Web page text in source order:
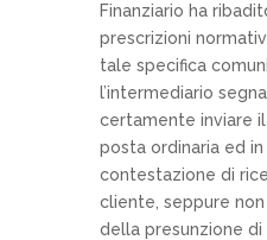
Finanziario ha
prescrizioni
tale specifica
l’intermediario
certamente inviare
posta ordinaria ed in
contestazione di
cliente, seppure
della presunzione di